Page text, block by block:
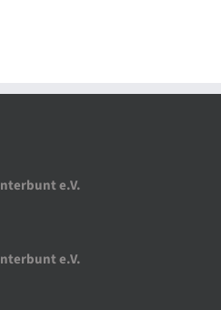
e.V.
e.V.